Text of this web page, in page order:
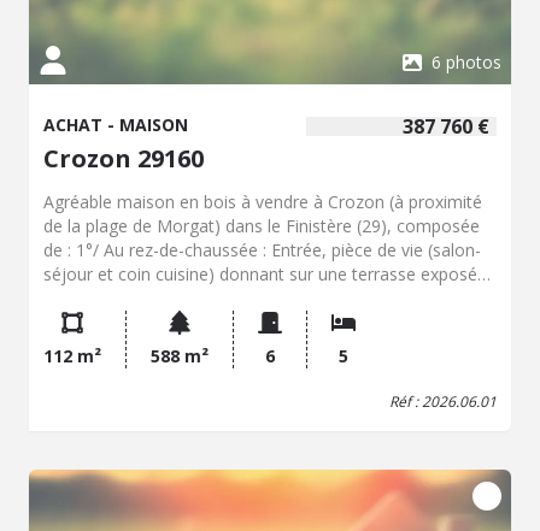
6 photos
387 760 €
ACHAT - MAISON
Crozon 29160
Agréable maison en bois à vendre à Crozon (à proximité
de la plage de Morgat) dans le Finistère (29), composée
de : 1°/ Au rez-de-chaussée : Entrée, pièce de vie (salon-
séjour et coin cuisine) donnant sur une terrasse exposée
dégagement, un cellier. 2°/ A l'étage : Couloir desservant
quatre chambres, une salle de bains (baignoire, meuble
double-vasque), WC. Carport attenant. Abri de jardin.
112 m² 588 m² 6 5
Réf : 2026.06.01